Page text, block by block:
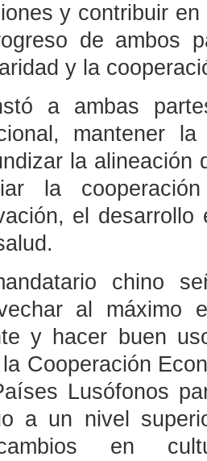
y contribuir
de ambos
y la
a ambas
mantener
la alineación
la
el
chino
al máximo
y hacer buen
Cooperación
Lusófonos
a un nivel
en